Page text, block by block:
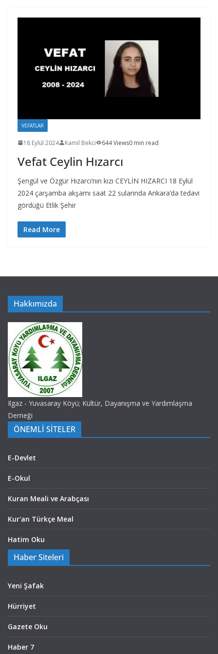
VEFATLAR
18 Eylül 2024 Kamil Bekci 644 Views0 min read
Vefat Ceylin Hızarcı
Şengül ve Özgür Hızarcı’nın kızı CEYLİN HIZARCI 18 Eylül
2024 çarşamba akşamı saat 22 sularında Ankara’da tedavi
gördüğü Etlik Şehir
Read More
Hakkımızda
Ilgaz - Yuvasaray Köyü; Kültür, Dayanışma ve Yardımlaşma
Derneği
ÖNEMLİ SİTELER
E-Devlet
E-Okul
Kuran Meali ve Arabçası
Kur'an Türkçe Meal
Hatim Oku
Haber Siteleri
Yeni Şafak
Hürriyet
Gazete Oku
Haber 7